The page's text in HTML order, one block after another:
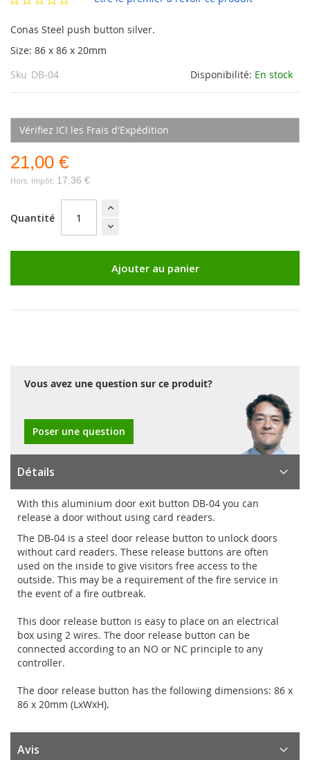
Conas Steel push button silver.
Size: 86 x 86 x 20mm
Disponibilité: En stock
Sku DB-04
Vérifiez ICI les Frais d'Expédition
21,00 €
17,36 €
Quantité
Ajouter au panier
Vous avez une question sur ce produit?
Poser une question
Détails
With this aluminium door exit button DB-04 you can
release a door without using card readers.
The DB-04 is a steel door release button to unlock doors
without card readers. These release buttons are often
used on the inside to give visitors free access to the
outside. This may be a requirement of the fire service in
the event of a fire outbreak.
This door release button is easy to place on an electrical
box using 2 wires. The door release button can be
connected according to an NO or NC principle to any
controller.
The door release button has the following dimensions: 86 x
86 x 20mm (LxWxH).
Avis